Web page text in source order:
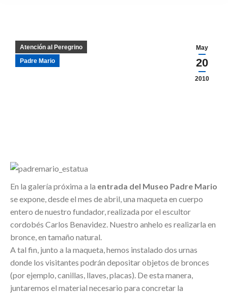
May
20
2010
Atención al Peregrino
Padre Mario
En la galería próxima a la entrada del Museo Padre Mario
se expone, desde el mes de abril, una maqueta en cuerpo
entero de nuestro fundador, realizada por el escultor
cordobés Carlos Benavidez. Nuestro anhelo es realizarla en
bronce, en tamaño natural.
A tal fin, junto a la maqueta, hemos instalado dos urnas
donde los visitantes podrán depositar objetos de bronces
(por ejemplo, canillas, llaves, placas). De esta manera,
juntaremos el material necesario para concretar la